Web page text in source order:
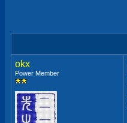
okx
Power Member